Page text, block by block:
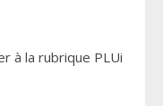
à la rubrique PLUi